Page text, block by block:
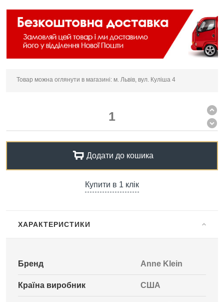
Товар можна оглянути в магазині: м. Львів, вул. Куліша 4
Додати до кошика
Купити в 1 клік
ХАРАКТЕРИСТИКИ
Бренд Anne Klein
Країна виробник США